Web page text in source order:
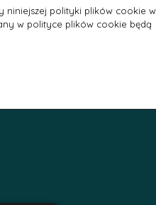
niniejszej polityki plików cookie w
w polityce plików cookie będą